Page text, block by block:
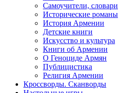
Самоучители, словари
Исторические романы
История Армении
Детские книги
Иcкусство и культура
Книги об Армении
О Геноциде Армян
Публицистика
Религия Армении
Кроссворды. Сканворды